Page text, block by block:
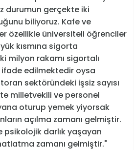
durumun gerçekte iki
biliyoruz. Kafe ve
özellikle üniversiteli öğrenciler
kısmına sigorta
milyon rakamı sigortalı
ifade edilmektedir oysa
sektöründeki işsiz sayısı
milletvekili ve personel
oturup yemek yiyorsak
açılma zamanı gelmiştir.
psikolojik darlık yaşayan
zamanı gelmiştir."